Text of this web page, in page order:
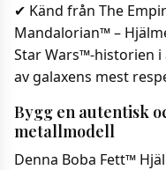
✔ Känd från The
Mandalorian™ –
Star Wars™-historien
av galaxens mest
Bygg en autentisk
metallmodell
Denna Boba Fett™